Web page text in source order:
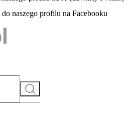
karcie
się w nowej karcie
do naszego profilu na Facebooku
Szukaj